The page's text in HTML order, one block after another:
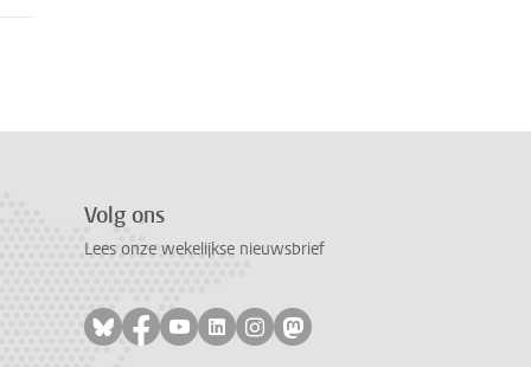
Volg ons
Lees onze wekelijkse nieuwsbrief
Volg ons op bluesky
Volg ons op facebook
Volg ons op youtube
Volg ons op linkedin
Volg ons op instagram
Volg ons op mastodon